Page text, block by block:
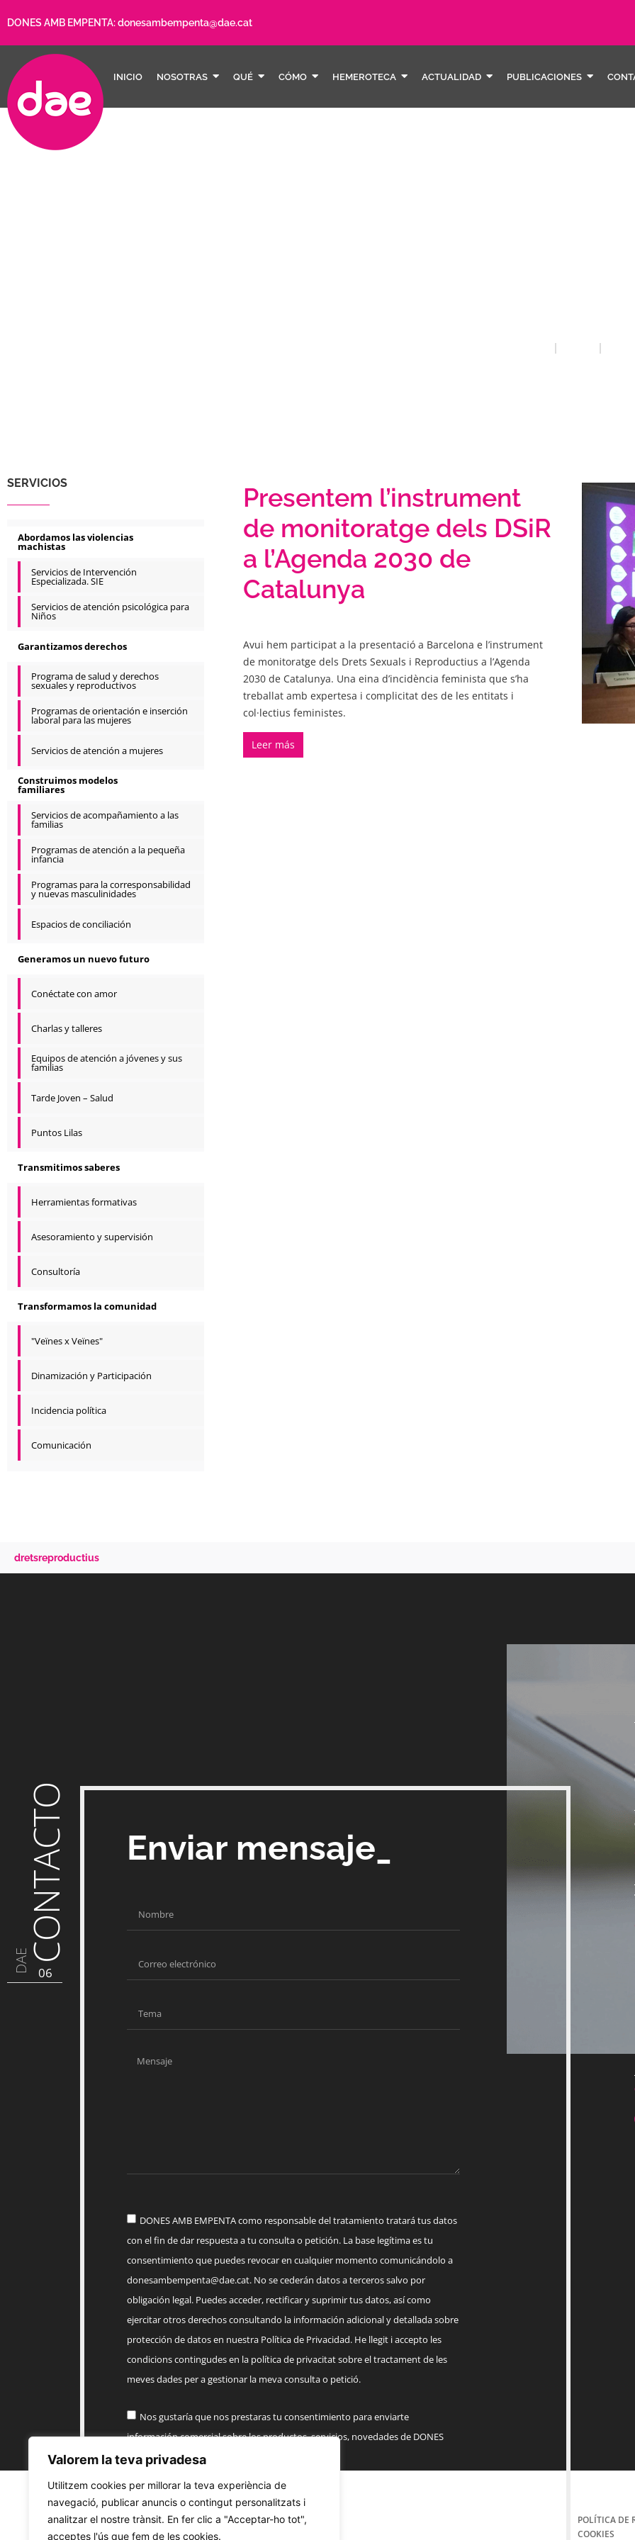
Valorem la teva privadesa
Utilitzem cookies per millorar la teva experiència de
navegació, publicar anuncis o contingut personalitzats i
analitzar el nostre trànsit. En fer clic a "Acceptar-ho tot",
acceptes l'ús que fem de les cookies.
DONES AMB EMPENTA:donesambempenta@dae.cat
INICIO NOSOTRAS QUÉ CÓMO HEMEROTECA ACTUALIDAD PUBLICACIONES
SERVICIOS
Abordamos las violencias
machistas
Servicios de Intervención
Especializada. SIE
Servicios de atención psicológica para
Niños
Garantizamos derechos
Programa de salud y derechos
sexuales y reproductivos
Programas de orientación e inserción
laboral para las mujeres
Servicios de atención a mujeres
Construimos modelos
familiares
Servicios de acompañamiento a las
familias
Programas de atención a la pequeña
infancia
Programas para la corresponsabilidad
y nuevas masculinidades
Espacios de conciliación
Generamos un nuevo futuro
Conéctate con amor
Charlas y talleres
Equipos de atención a jóvenes y sus
familias
Tarde Joven – Salud
Puntos Lilas
Transmitimos saberes
Herramientas formativas
Asesoramiento y supervisión
Consultoría
Transformamos la comunidad
"Veïnes x Veïnes"
Dinamización y Participación
Incidencia política
Comunicación
Presentem l’instrument
de monitoratge dels DSiR
a l’Agenda 2030 de
Catalunya
Avui hem participat a la presentació a Barcelona e l’instrument
de monitoratge dels Drets Sexuals i Reproductius a l’Agenda
2030 de Catalunya. Una eina d’incidència feminista que s’ha
treballat amb expertesa i complicitat des de les entitats i
col·lectius feministes.
Leer más
dretsreproductius
DAE CONTACTO
06
Enviar mensaje_
DONES AMB EMPENTA como responsable del tratamiento tratará tus datos
con el fin de dar respuesta a tu consulta o petición. La base legítima es tu
consentimiento que puedes revocar en cualquier momento comunicándolo a
donesambempenta@dae.cat. No se cederán datos a terceros salvo por
obligación legal. Puedes acceder, rectificar y suprimir tus datos, así como
ejercitar otros derechos consultando la información adicional y detallada sobre
protección de datos en nuestra Política de Privacidad. He llegit i accepto les
condicions contingudes en la política de privacitat sobre el tractament de les
meves dades per a gestionar la meva consulta o petició.
Nos gustaría que nos prestaras tu consentimiento para enviarte
información comercial sobre los productos, servicios, novedades de DONES
AMB EMPENTA
Enviar
POLÍTICA DE
COOKIES